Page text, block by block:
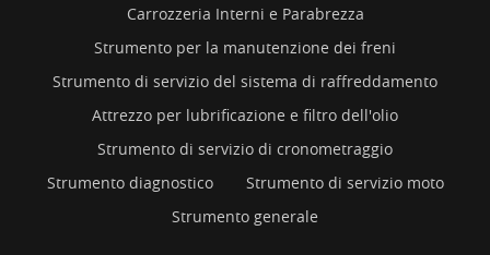
Carrozzeria Interni e Parabrezza
Strumento per la manutenzione dei freni
Strumento di servizio del sistema di raffreddamento
Attrezzo per lubrificazione e filtro dell'olio
Strumento di servizio di cronometraggio
Strumento diagnostico
Strumento di servizio moto
Strumento generale